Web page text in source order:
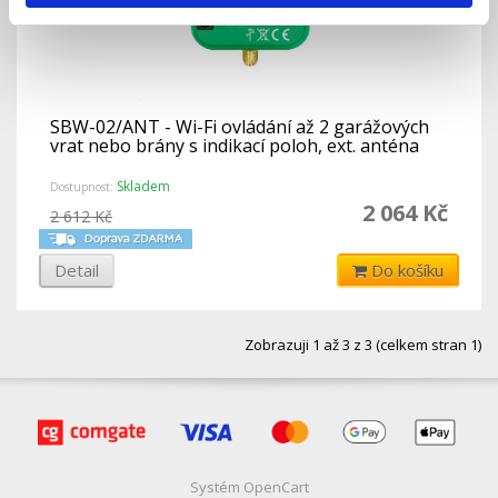
SBW-02/ANT - Wi-Fi ovládání až 2 garážových
vrat nebo brány s indikací poloh, ext. anténa
Dostupnost: Skladem
2 064 Kč
2 612 Kč
Detail Do košíku
Zobrazuji 1 až 3 z 3 (celkem stran 1)
Systém OpenCart